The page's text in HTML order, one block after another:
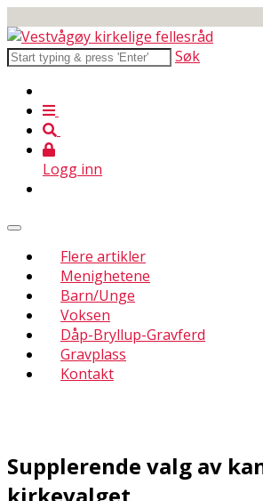
Søk
Logg inn
Flere artikler
Menighetene
Barn/Unge
Voksen
Dåp-Bryllup-Gravferd
Gravplass
Kontakt
Supplerende valg av